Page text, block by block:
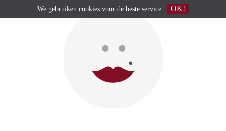
We gebruiken cookies voor de beste service OK!